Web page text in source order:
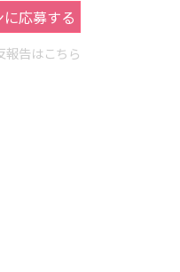
応募する
報告はこちら